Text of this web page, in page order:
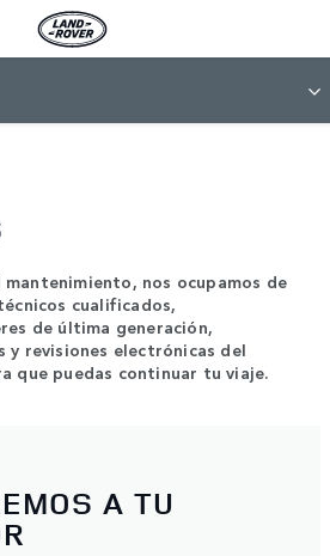
nos ocupamos de
cualificados,
de última generación,
y revisiones electrónicas del
que puedas continuar tu viaje.
A TU